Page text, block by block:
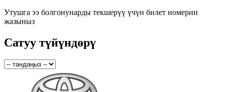
Утушга ээ болгонунарды текшерүү үчүн билет номерин
жазыныз
Сатуу түйүндөрү